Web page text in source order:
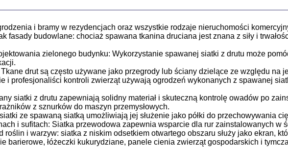
i bramy w rezydencjach oraz wszystkie rodzaje nieruchomości
fasady budowlane: chociaż spawana tkanina druciana jest znana z siły i
zielonego budynku: Wykorzystanie spawanej siatki z drutu może
drut są często używane jako przegrody lub ściany dzielące ze względu na
i profesjonaliści kontroli zwierząt używają ogrodzeń wykonanych z spawanej
siatki z drutu zapewniają solidny materiał i skuteczną kontrolę owadów po
z sznurków do maszyn przemysłowych.
ze spawaną siatką umożliwiają jej służenie jako półki do przechowywania
i sufitach: Siatka przewodowa zapewnia wsparcie dla rur zainstalowanych w
roślin i warzyw: siatka z niskim odsetkiem otwartego obszaru służy jako ekran,
barierowe, łóżeczki kukurydziane, panele cienia zwierząt gospodarskich i